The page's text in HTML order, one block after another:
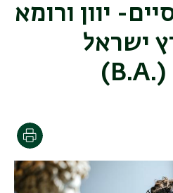
יוון ורומא
ישראל
(.B.A)